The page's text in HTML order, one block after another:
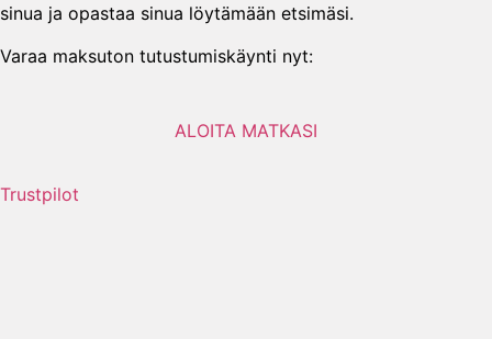
sinua ja opastaa sinua löytämään etsimäsi.
Varaa maksuton tutustumiskäynti nyt:
ALOITA MATKASI
Trustpilot